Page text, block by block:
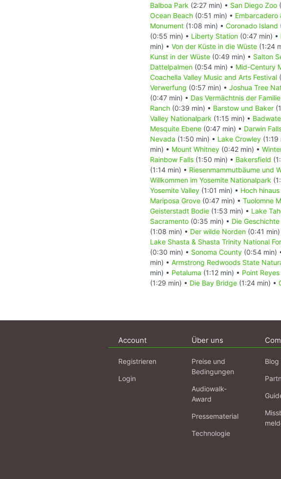
Balboa Park (2:27 min) • San Diego Zoo
Ocean Beach (0:51 min) • Embarcadero
Monument (1:08 min) • Coronado Island
(0:55 min) • Liberty Station (0:47 min) •
min) • Von der Küste in die Wüste (1:24
Kunst in der Wüste (0:49 min) • Salton
Dattelpalmen (0:54 min) • Mid-Century
Coachella Valley Music and Arts Festival
Verwerfung (0:57 min) • Joshua Tree
(0:47 min) • Das Vermächtnis der
Ranch (0:39 min) • Barstow und Baker
Valley Nationalpark (1:15 min) •
Mesquite Ebene (0:47 min) • Darwin
Nevada (1:50 min) • Lake Crowley (1:19
min) • Mount Whitney (0:42 min) •
Rainbow Falls (1:50 min) • Bakersfield
(1:14 min) • Riesenmammutbäume und
Willkommen im Yosemite Nationalpark
Yosemite Valley (1:01 min) • Hoch
Mariposa Grove (0:47 min) • Tuolomne
Geisterstadt Bodie (1:53 min) • Lake
Sacramento (0:35 min) • Die
(1:08 min) • Der wilde Norden (0:41 min)
Lake Shasta & Shasta Trinity National
(0:30 min) • Sonoma County (0:54 min)
min) • Armstrong Redwoods State
min) • Petaluma (1:12 min) • Point
(1:29 min) • Die Bay Bridge (1:24 min) •
Account
Registrieren
Login
Über uns
Preise und
Bedingungen
Audiowalk-
Award
Pressematerial
Technologie
Blog